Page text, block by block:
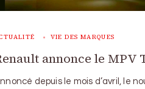
VIE DES MARQUES
annonce le MPV
depuis le mois d’avril, le